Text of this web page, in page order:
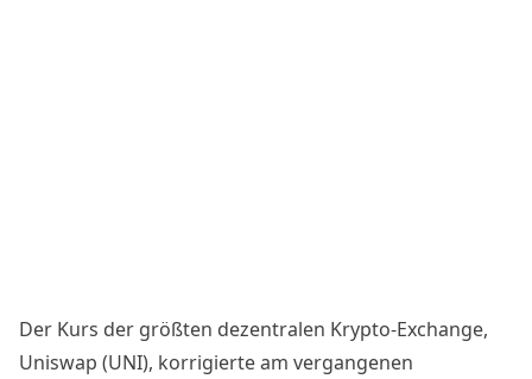
Der Kurs der größten dezentralen Krypto-Exchange,
Uniswap (UNI), korrigierte am vergangenen